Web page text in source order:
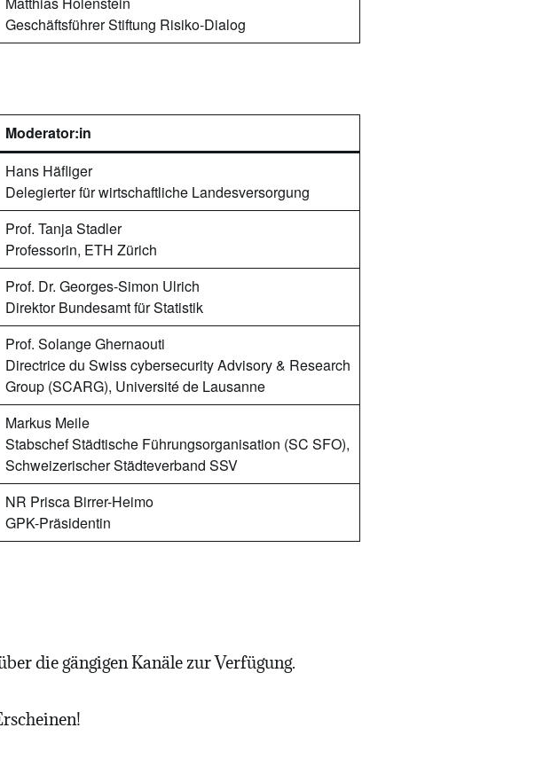
Geschäftsführer Stiftung Risiko-Dialog
Moderator:in
Hans Häfliger
Delegierter für wirtschaftliche Landesversorgung
Prof. Tanja Stadler
Professorin, ETH Zürich
Prof. Dr. Georges-Simon Ulrich
Direktor Bundesamt für Statistik
Prof. Solange Ghernaouti
Directrice du Swiss cybersecurity Advisory & Research
Group (SCARG), Université de Lausanne
Markus Meile
Stabschef Städtische Führungsorganisation (SC SFO),
Schweizerischer Städteverband SSV
NR Prisca Birrer-Heimo
GPK-Präsidentin
die gängigen Kanäle zur Verfügung.